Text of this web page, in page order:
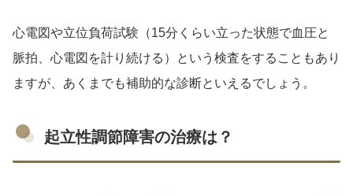
心電図や立位負荷試験（15分くらい立った状態で血圧と
脈拍、心電図を計り続ける）という検査をすることもあり
ますが、あくまでも補助的な診断といえるでしょう。
起立性調節障害の治療は？